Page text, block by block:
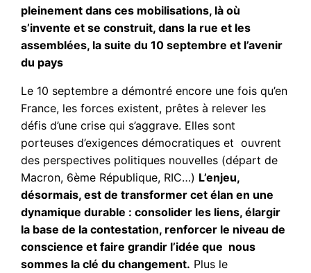
pleinement dans ces mobilisations, là où
s’invente et se construit, dans la rue et les
assemblées, la suite du 10 septembre et l’avenir
du pays
Le 10 septembre a démontré encore une fois qu’en
France, les forces existent, prêtes à relever les
défis d’une crise qui s’aggrave. Elles sont
porteuses d’exigences démocratiques et ouvrent
des perspectives politiques nouvelles (départ de
Macron, 6ème République, RIC…) L’enjeu,
désormais, est de transformer cet élan en une
dynamique durable : consolider les liens, élargir
la base de la contestation, renforcer le niveau de
conscience et faire grandir l’idée que nous
sommes la clé du changement. Plus le